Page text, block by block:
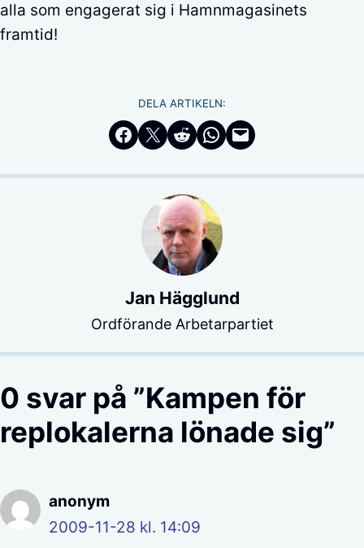
alla som engagerat sig i Hamnmagasinets
framtid!
DELA ARTIKELN:
Dela på Facebook
Dela på Twitter
Dela på RedditDela i WhatsApp
Maila en länk
Jan Hägglund
Ordförande Arbetarpartiet
0 svar på ”Kampen för
replokalerna lönade sig”
anonym
2009-11-28 kl. 14:09